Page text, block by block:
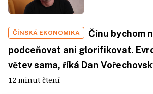
ČÍNSKÁ EKONOMIKA
Čínu bychom
podceňovat ani glorifikovat.
větev sama, říká Dan
12 minut čtení